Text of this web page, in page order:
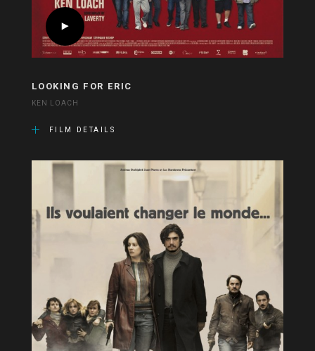
LOOKING FOR ERIC
KEN LOACH
FILM DETAILS